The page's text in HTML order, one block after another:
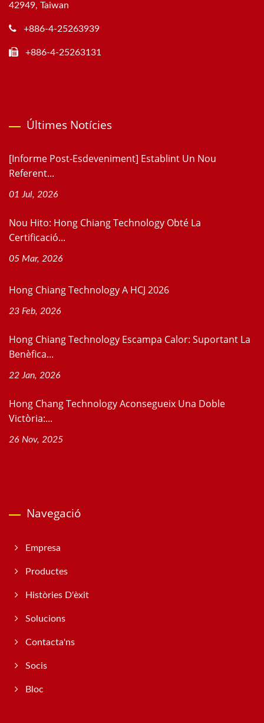
42949, Taiwan
+886-4-25263939
+886-4-25263131
Últimes Notícies
[Informe Post-Esdeveniment] Establint Un Nou
Referent...
01 Jul, 2026
Nou Hito: Hong Chiang Technology Obté La
Certificació...
05 Mar, 2026
Hong Chiang Technology A HCJ 2026
23 Feb, 2026
Hong Chiang Technology Escampa Calor: Suportant La
Benèfica...
22 Jan, 2026
Hong Chang Technology Aconsegueix Una Doble
Victòria:...
26 Nov, 2025
Navegació
Empresa
Productes
Històries D'èxit
Solucions
Contacta'ns
Socis
Bloc